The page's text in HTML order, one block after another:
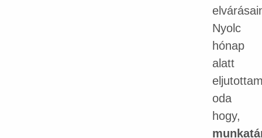
Nyolc
hónap
alatt
oda
hogy,